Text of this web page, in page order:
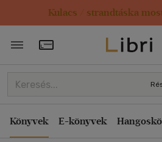
Kulacs / strandtáska
Törzsvásárlói Kártya
Könyvek E-könyvek